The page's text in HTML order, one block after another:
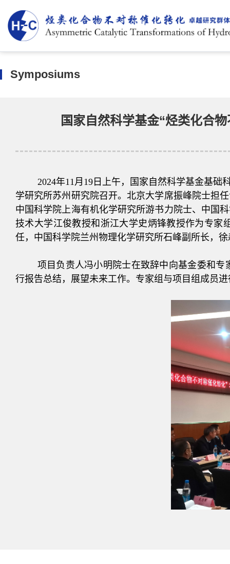
Symposiums
国家自然科学基金“烃类化合
2024年11月19日上午，国家自然科学基金基
学研究所苏州研究院召开。北京大学席振峰院士担
中国科学院上海有机化学研究所游书力院士、中国
技术大学江俊教授和浙江大学史炳锋教授作为专家
任，中国科学院兰州物理化学研究所石峰副所长，
项目负责人冯小明院士在致辞中向基金委和
行报告总结，展望未来工作。专家组与项目组成员